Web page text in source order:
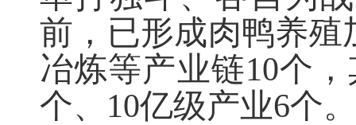
前，已形成肉鸭养
冶炼等产业链10个
个、10亿级产业6个。